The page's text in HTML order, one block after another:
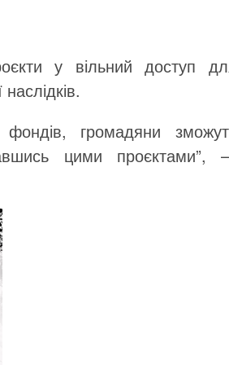
у вільний доступ
громадяни
цими проєктами”,